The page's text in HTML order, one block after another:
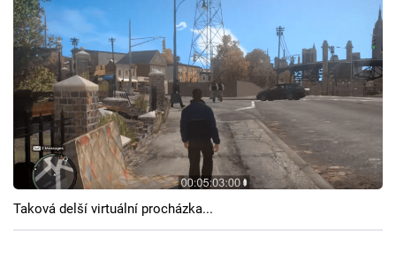
Filmy
Seriály
Hry
Cool Esport
Pořady
TV Program
Taková delší virtuální procházka...